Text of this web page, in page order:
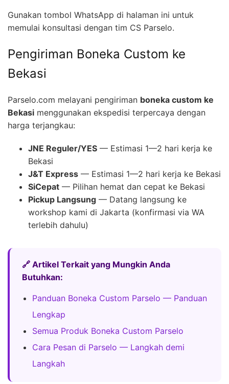
Gunakan tombol WhatsApp di halaman ini untuk
memulai konsultasi dengan tim CS Parselo.
Pengiriman Boneka Custom ke
Bekasi
Parselo.com melayani pengiriman boneka custom ke
Bekasi menggunakan ekspedisi terpercaya dengan
harga terjangkau:
JNE Reguler/YES — Estimasi 1—2 hari kerja ke
Bekasi
J&T Express — Estimasi 1—2 hari kerja ke Bekasi
SiCepat — Pilihan hemat dan cepat ke Bekasi
Pickup Langsung — Datang langsung ke
workshop kami di Jakarta (konfirmasi via WA
terlebih dahulu)
🔗 Artikel Terkait yang Mungkin Anda
Butuhkan:
Panduan Boneka Custom Parselo — Panduan
Lengkap
Semua Produk Boneka Custom Parselo
Cara Pesan di Parselo — Langkah demi
Langkah